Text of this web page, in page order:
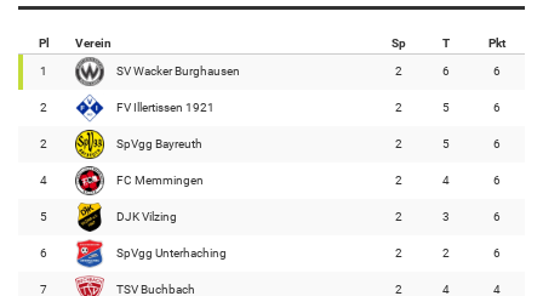
Pl Verein Sp T Pkt
1 SV Wacker Burghausen 2 6 6
2 FV Illertissen 1921 2 5 6
2 SpVgg Bayreuth 2 5 6
4 FC Memmingen 2 4 6
5 DJK Vilzing 2 3 6
6 SpVgg Unterhaching 2 2 6
7 TSV Buchbach 2 4 4